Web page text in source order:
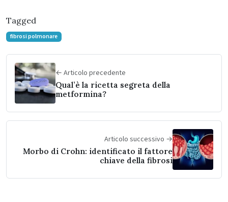
Tagged
fibrosi polmonare
← Articolo precedente
Qual’è la ricetta segreta della
metformina?
Articolo successivo →
Morbo di Crohn: identificato il fattore
chiave della fibrosi